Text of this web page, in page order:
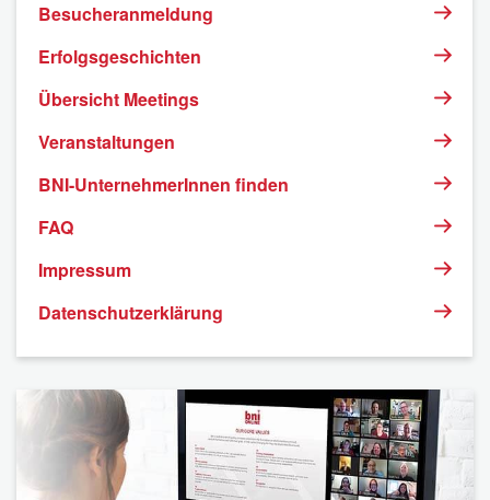
Besucheranmeldung
Erfolgsgeschichten
Übersicht Meetings
Veranstaltungen
BNI-UnternehmerInnen finden
FAQ
Impressum
Datenschutzerklärung